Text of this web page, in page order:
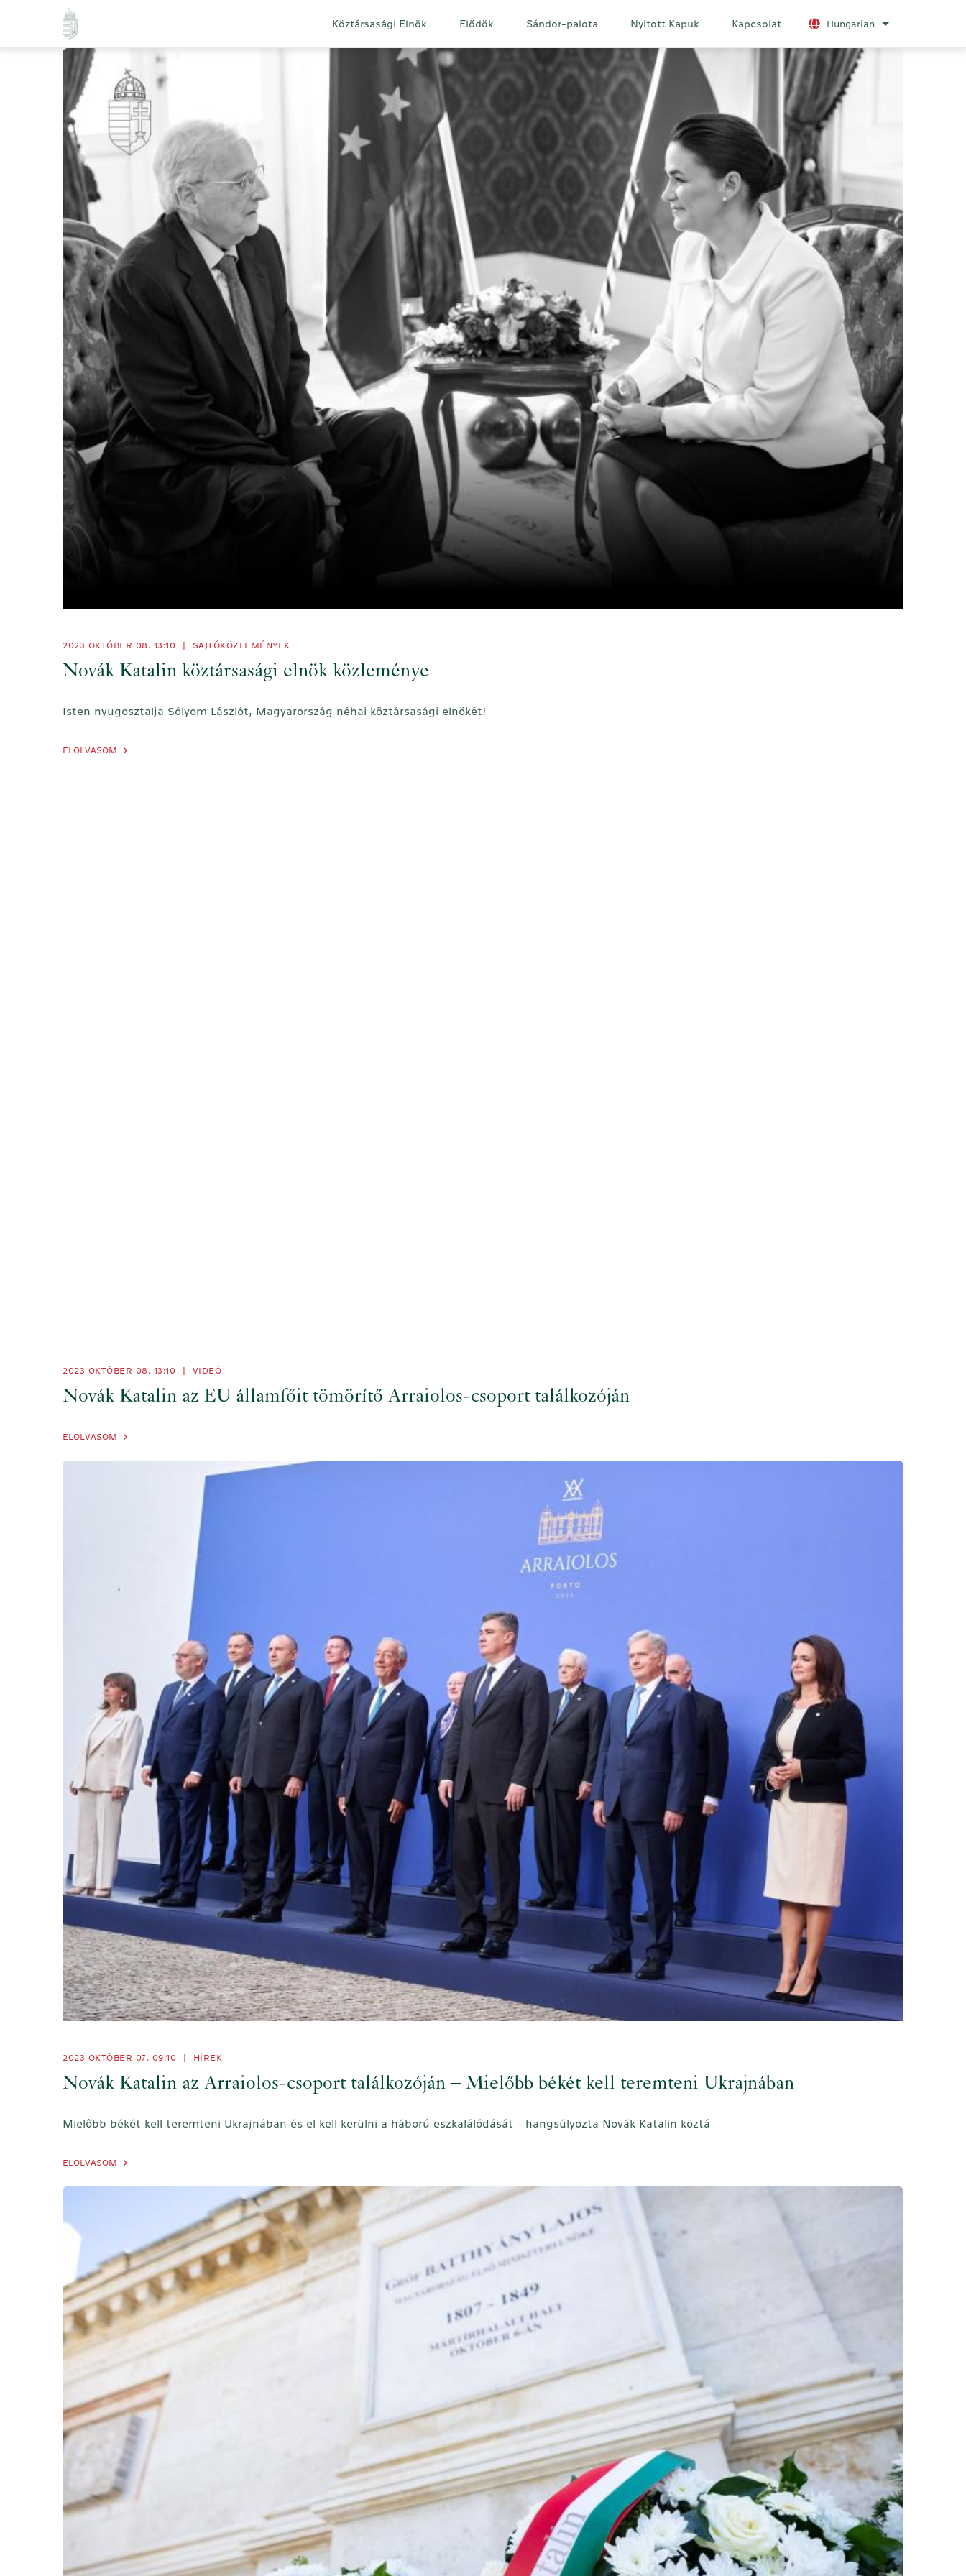
navigáció
Köztársasági Elnök Elődök Sándor-palota Nyitott Kapuk Kapcsolat Hungarian További nyelvek
2023 OKTÓBER 08. 13:10 SAJTÓKÖZLEMÉNYEK
Novák Katalin köztársasági elnök közleménye
Isten nyugosztalja Sólyom Lászlót, Magyarország néhai köztársasági elnökét!
ELOLVASOM
2023 OKTÓBER 08. 13:10 VIDEÓ
Novák Katalin az EU államfőit tömörítő Arraiolos-csoport találkozóján
ELOLVASOM
2023 OKTÓBER 07. 09:10 HÍREK
Novák Katalin az Arraiolos-csoport találkozóján – Mielőbb békét kell teremteni Ukrajnában
Mielőbb békét kell teremteni Ukrajnában és el kell kerülni a háború eszkalálódását - hangsúlyozta Novák Katalin köztá
ELOLVASOM